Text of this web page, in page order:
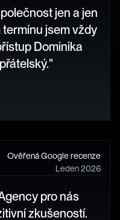
jen a jen
jsem vždy
Dominika
Ověřená Google recenze
Leden 2026
pro nás
zkušeností.